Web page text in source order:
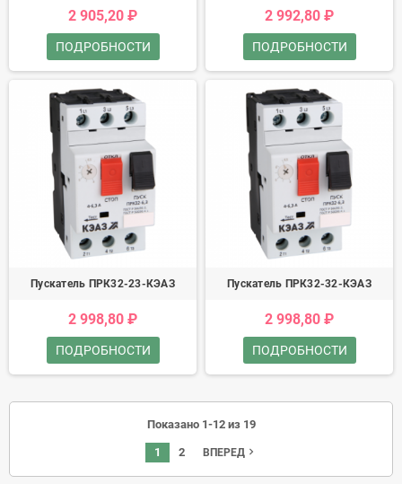
2 905,20 ₽
ПОДРОБНОСТИ
2 992,80 ₽
ПОДРОБНОСТИ
Пускатель ПРК32-23-КЭАЗ
2 998,80 ₽
ПОДРОБНОСТИ
Пускатель ПРК32-32-КЭАЗ
2 998,80 ₽
ПОДРОБНОСТИ
Показано 1-12 из 19
1 2 ВПЕРЕДnavigate_next